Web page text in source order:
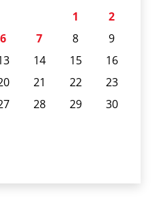
1
2
6 7 8
9
14 15
16
21 22
23
28 29
30